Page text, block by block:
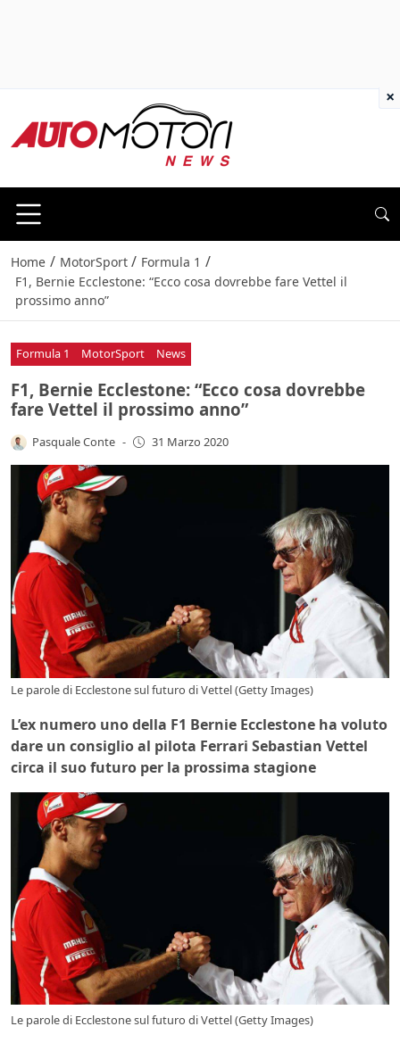
Home / MotorSport / Formula 1 /
F1, Bernie Ecclestone: “Ecco cosa dovrebbe fare Vettel il
prossimo anno”
Formula 1 MotorSport News
F1, Bernie Ecclestone: “Ecco cosa dovrebbe
fare Vettel il prossimo anno”
Pasquale Conte - 31 Marzo 2020
Le parole di Ecclestone sul futuro di Vettel (Getty Images)
L’ex numero uno della F1 Bernie Ecclestone ha voluto
dare un consiglio al pilota Ferrari Sebastian Vettel
circa il suo futuro per la prossima stagione
Le parole di Ecclestone sul futuro di Vettel (Getty Images)
×